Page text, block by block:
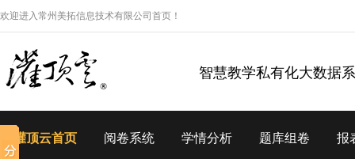
欢迎进入常州美拓信息技术有限公司首页！
智慧教学私有化大数据
灌顶云首页 阅卷系统 学情分析 题库组卷 报